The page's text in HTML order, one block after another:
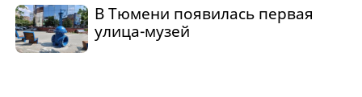
В Тюмени появилась первая
улица-музей